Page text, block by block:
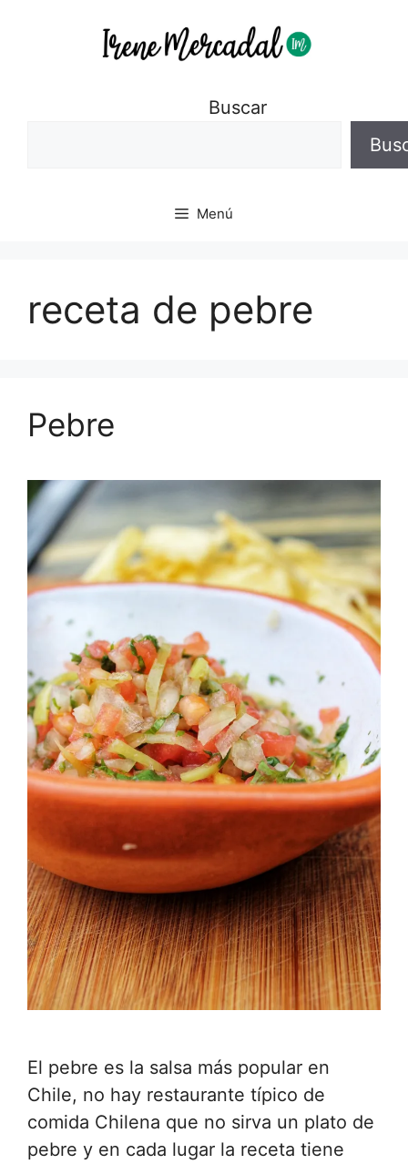
Buscar
Menú
receta de pebre
Pebre
El pebre es la salsa más popular en
Chile, no hay restaurante típico de
comida Chilena que no sirva un plato de
pebre y en cada lugar la receta tiene